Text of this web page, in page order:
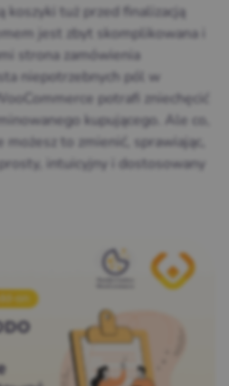
koszyki tuż przed finalizacją
jest zbyt skomplikowana i
strona zamówienia
niepotrzebnych pól w
potrafi zniechęcić
kupującego. Ale co,
to zmienić, sprawiając,
intuicyjny i dostosowany